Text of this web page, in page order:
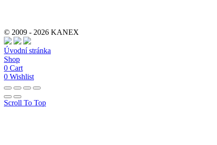
© 2009 - 2026 KANEX
Úvodní stránka
Shop
0 Cart
0 Wishlist
Scroll To Top